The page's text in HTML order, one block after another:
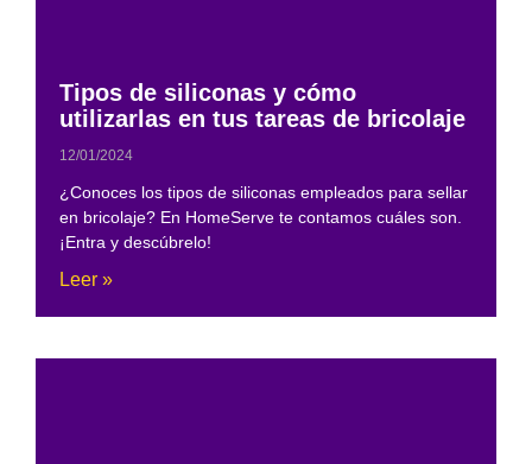
Tipos de siliconas y cómo
utilizarlas en tus tareas de bricolaje
12/01/2024
¿Conoces los tipos de siliconas empleados para sellar
en bricolaje? En HomeServe te contamos cuáles son.
¡Entra y descúbrelo!
Leer »